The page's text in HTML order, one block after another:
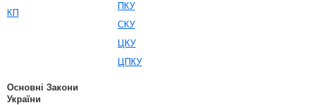
КП
ПКУ
СКУ
ЦКУ
ЦПКУ
Основні Закони
України